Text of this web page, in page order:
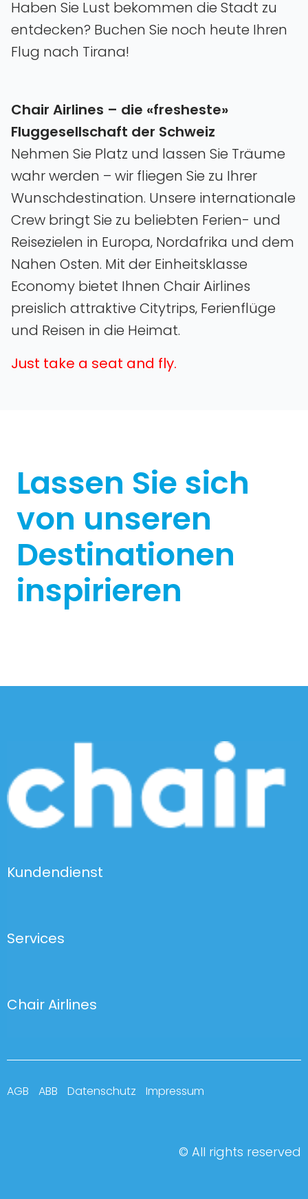
Haben Sie Lust bekommen die Stadt zu
entdecken? Buchen Sie noch heute Ihren
Flug nach Tirana!
Chair Airlines – die «fresheste»
Fluggesellschaft der Schweiz
Nehmen Sie Platz und lassen Sie Träume
wahr werden – wir fliegen Sie zu Ihrer
Wunschdestination. Unsere internationale
Crew bringt Sie zu beliebten Ferien- und
Reisezielen in Europa‚ Nordafrika und dem
Nahen Osten. Mit der Einheitsklasse
Economy bietet Ihnen Chair Airlines
preislich attraktive Citytrips‚ Ferienflüge
und Reisen in die Heimat.
Just take a seat and fly.
Lassen Sie sich
von unseren
Destinationen
inspirieren
Kundendienst
Services
Chair Airlines
AGB ABB Datenschutz Impressum
© All rights reserved